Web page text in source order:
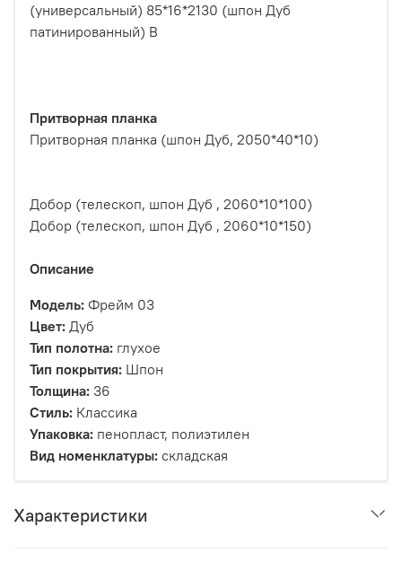
(универсальный) 85*16*2130 (шпон Дуб
патинированный) В
Притворная планка
Притворная планка (шпон Дуб, 2050*40*10)
Добор (телескоп, шпон Дуб , 2060*10*100)
Добор (телескоп, шпон Дуб , 2060*10*150)
Описание
Модель: Фрейм 03
Цвет: Дуб
Тип полотна: глухое
Тип покрытия: Шпон
Толщина: 36
Стиль: Классика
Упаковка: пенопласт, полиэтилен
Вид номенклатуры: складская
Характеристики